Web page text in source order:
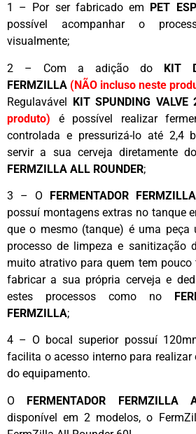
1 – Por ser fabricado em PET
possível acompanhar o
visualmente;
2 – Com a adição do KIT
FERMZILLA (NÃO incluso neste
Regulavável KIT SPUNDING VALVE
produto) é possível realizar
controlada e pressurizá-lo até 2,4
servir a sua cerveja diretamente
FERMZILLA ALL ROUNDER;
3 – O FERMENTADOR
possuí montagens extras no tanque
que o mesmo (tanque) é uma
processo de limpeza e sanitização
muito atrativo para quem tem pouco
fabricar a sua própria cerveja e
estes processos como no
FERMZILLA;
4 – O bocal superior possuí
facilita o acesso interno para realizar
do equipamento.
O FERMENTADOR FERMZILLA
disponível em 2 modelos, o